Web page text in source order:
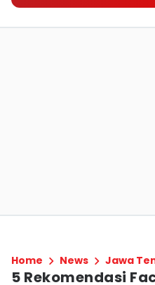
Home News Jawa
5 Rekomendasi